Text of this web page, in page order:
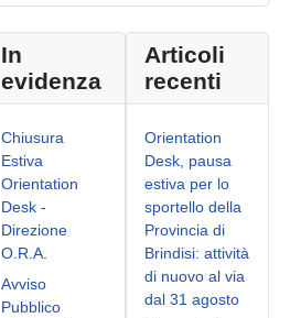
In
evidenza
Chiusura
Estiva
Orientation
Desk -
Direzione
O.R.A.
Avviso
Pubblico
Articoli
recenti
Orientation
Desk, pausa
estiva per lo
sportello della
Provincia di
Brindisi: attività
di nuovo al via
dal 31 agosto